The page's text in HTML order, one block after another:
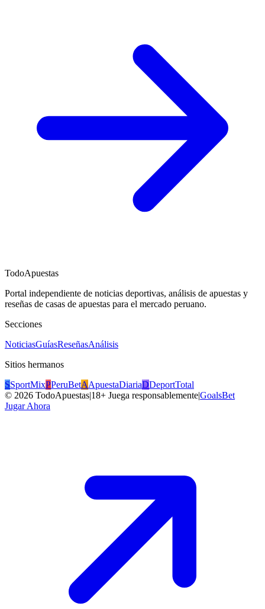
TodoApuestas
Portal independiente de noticias deportivas, análisis de apuestas y
reseñas de casas de apuestas para el mercado peruano.
Secciones
NoticiasGuíasReseñasAnálisis
Sitios hermanos
SSportMixPPeruBetAApuestaDiariaDDeportTotal
© 2026 TodoApuestas|18+ Juega responsablemente|GoalsBet
Jugar Ahora